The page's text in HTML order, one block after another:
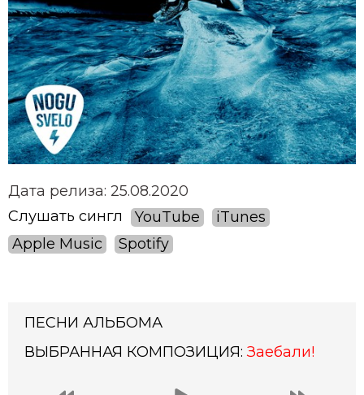
Дата релиза: 25.08.2020
Слушать сингл
YouTube
iTunes
Apple Music
Spotify
ПЕСНИ АЛЬБОМА
ВЫБРАННАЯ КОМПОЗИЦИЯ: Заебали!